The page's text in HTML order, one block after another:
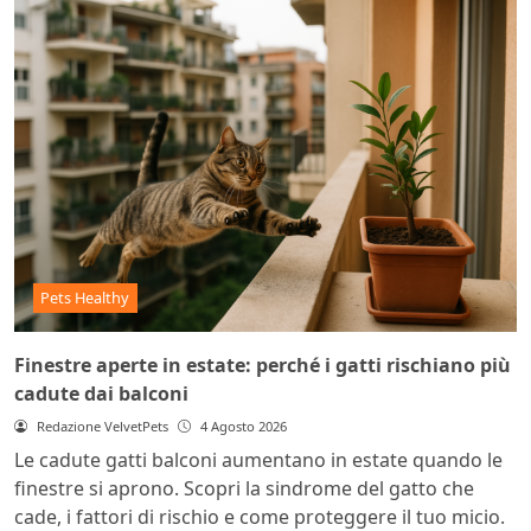
Pets Healthy
Finestre aperte in estate: perché i gatti rischiano più
cadute dai balconi
Redazione VelvetPets 4 Agosto 2026
Le cadute gatti balconi aumentano in estate quando le
finestre si aprono. Scopri la sindrome del gatto che
cade, i fattori di rischio e come proteggere il tuo micio.